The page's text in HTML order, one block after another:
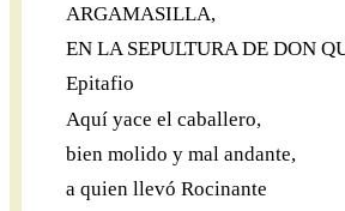
ARGAMASILLA,
EN LA SEPULTURA DE DON
Epitafio
Aquí yace el caballero,
bien molido y mal andante,
a quien llevó Rocinante